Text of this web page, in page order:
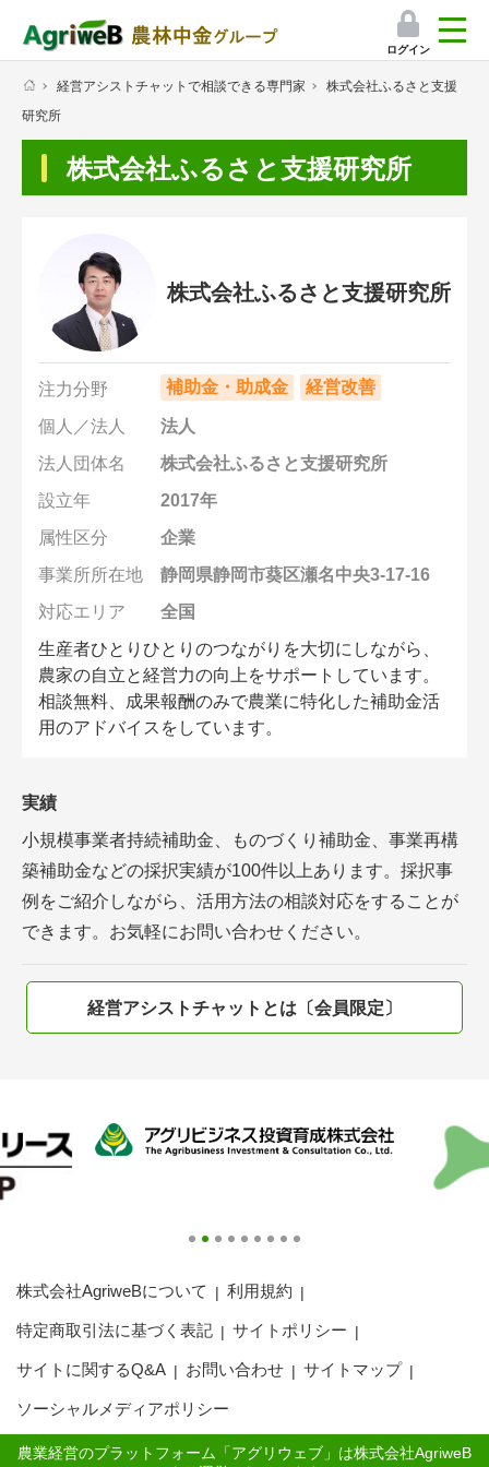
ログイン
検索
マイページ
プレミアムサービス
気象情報アプリ
挑戦者たちの奮闘記
会員限定コンテンツ（無料）
会員登録無料 アグリウェブの使い方
イベント・プロジェクト掲示板
経営アシストチャット
相談できる専門家一覧
コラム・事例集
農業一問一答
基礎知識
アグリウェブ経営診断
経営アシストチャットで相談できる専門家
株式会社ふるさと支援
研究所
株式会社ふるさと支援研究所
株式会社ふるさと支援研究所
注力分野 補助金・助成金 経営改善
個人／法人
法人
法人団体名
株式会社ふるさと支援研究所
設立年
2017年
属性区分
企業
事業所所在地
静岡県静岡市葵区瀬名中央3-17-16
対応エリア
全国
生産者ひとりひとりのつながりを大切にしながら、
農家の自立と経営力の向上をサポートしています。
相談無料、成果報酬のみで農業に特化した補助金活
用のアドバイスをしています。
実績
小規模事業者持続補助金、ものづくり補助金、事業再構
築補助金などの採択実績が100件以上あります。採択事
例をご紹介しながら、活用方法の相談対応をすることが
できます。お気軽にお問い合わせください。
経営アシストチャットとは〔会員限定〕
株式会社AgriweBについて 利用規約
特定商取引法に基づく表記 サイトポリシー
サイトに関するQ&A お問い合わせ サイトマップ
ソーシャルメディアポリシー
農業経営のプラットフォーム「アグリウェブ」は株式会社AgriweB